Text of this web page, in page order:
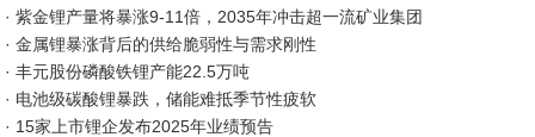
· 紫金锂产量将暴涨9-11倍，2035年冲击超一流矿业集团
· 金属锂暴涨背后的供给脆弱性与需求刚性
· 丰元股份磷酸铁锂产能22.5万吨
· 电池级碳酸锂暴跌，储能难抵季节性疲软
· 15家上市锂企发布2025年业绩预告